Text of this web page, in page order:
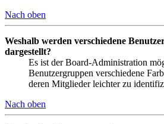
Nach oben
Weshalb werden verschiedene
dargestellt?
Es ist der Board-Administration
Benutzergruppen verschiedene
deren Mitglieder leichter zu
Nach oben